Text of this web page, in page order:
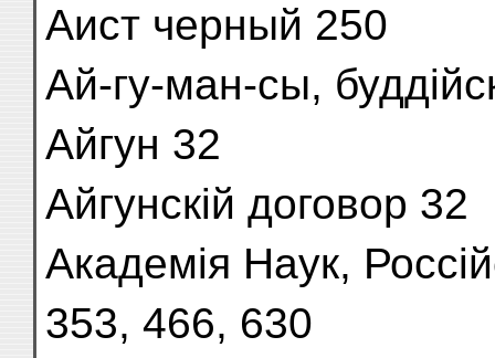
Аист черный 250
Ай-гу-ман-сы,
Айгун 32
Айгунскій договор 32
Академія Наук,
353, 466, 630